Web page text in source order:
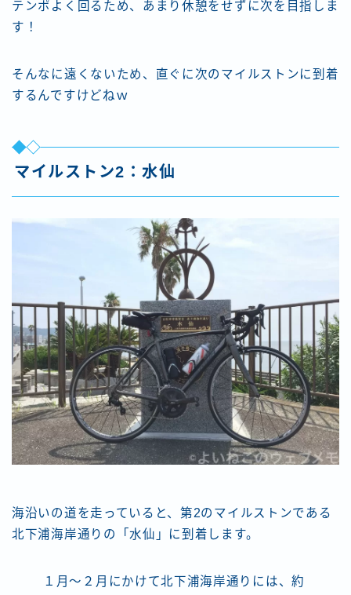
テンポよく回るため、あまり休憩をせずに次を目指しま
す！
そんなに遠くないため、直ぐに次のマイルストンに到着
するんですけどねｗ
マイルストン2：水仙
海沿いの道を走っていると、第2のマイルストンである
北下浦海岸通りの「水仙」に到着します。
１月～２月にかけて北下浦海岸通りには、約